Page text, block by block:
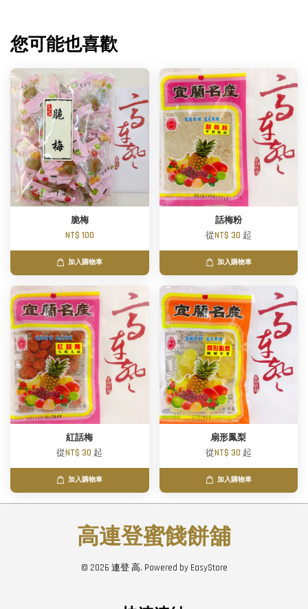
您可能也喜歡
脆梅
NT$ 100
加入購物車
話梅粉
從NT$ 30 起
加入購物車
紅話梅
從NT$ 30 起
加入購物車
扇形鳳梨
從NT$ 30 起
加入購物車
高連登蜜餞餅舖
© 2026 連登 高. Powered by EasyStore